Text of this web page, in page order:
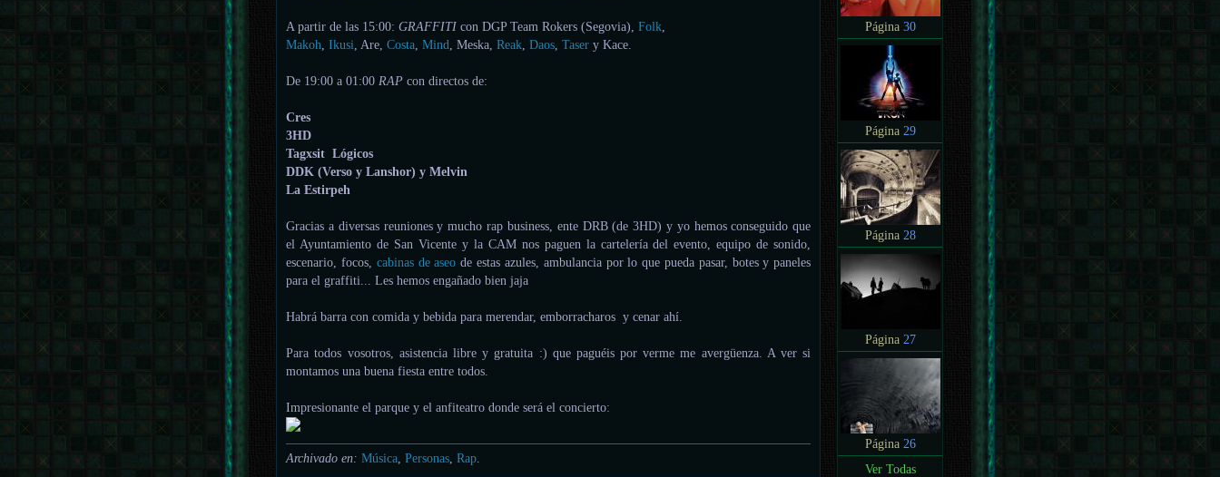
A partir de las 15:00:GRAFFITI con DGP Team Rokers (Segovia),Folk
Makoh ,Ikusi , Are,Costa ,Mind , Meska,Reak ,Daos ,Taser y Kace.
De 19:00 a 01:00 RAP con directos de:
Cres
3HD
Tagxsit Lógicos
DDK (Verso y Lanshor) y Melvin
La Estirpeh
Gracias a diversas reuniones y mucho rap business, ente DRB (de 3HD) y yo hemos conseguido que
el Ayuntamiento de San Vicente y la CAM nos paguen la cartelería del evento, equipo de sonido,
escenario, focos, cabinas de aseo de estas azules, ambulancia por lo que pueda pasar, botes y paneles
para el graffiti... Les hemos engañado bien jaja
Habrá barra con comida y bebida para merendar, emborracharos y cenar ahí.
Para todos vosotros, asistencia libre y gratuita :) que paguéis por verme me avergüenza. A ver si
montamos una buena fiesta entre todos.
Impresionante el parque y el anfiteatro donde será el concierto:
Archivado en: Música,Personas,Rap.
Página 30
Página 29
Página 28
Página 27
Página 26
Ver Todas